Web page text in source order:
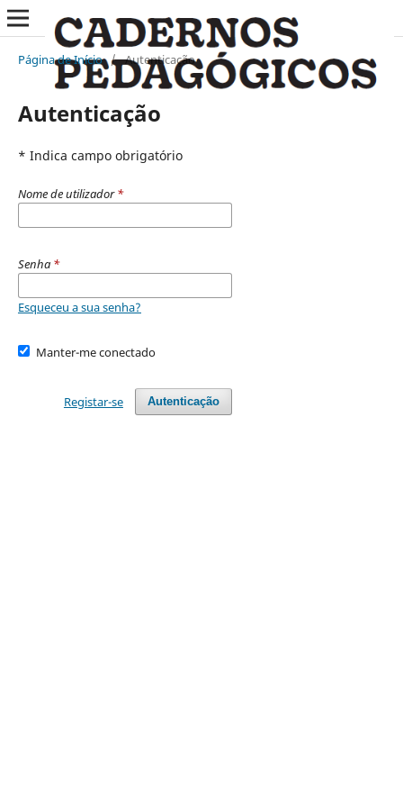
Página de Início / Autenticação
Autenticação
* Indica campo obrigatório
Nome de utilizador*
Senha *
Esqueceu a sua senha?
Manter-me conectado
Autenticação
Registar-se